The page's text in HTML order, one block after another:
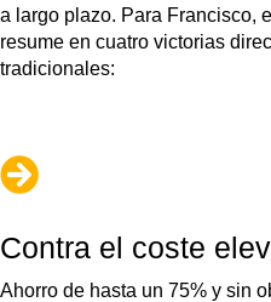
a largo plazo. Para Francisco,
resume en cuatro victorias
tradicionales:

Contra el coste
Ahorro de hasta un 75% y sin